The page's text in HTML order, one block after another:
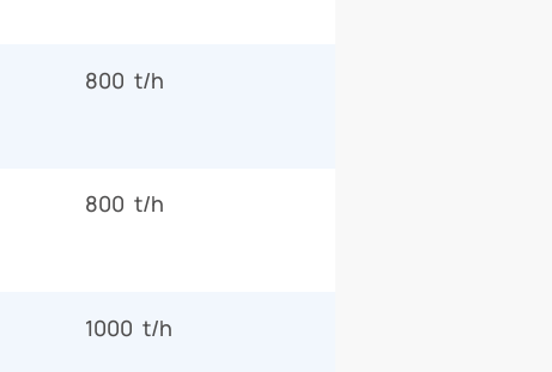
800 t/h
800 t/h
1000 t/h